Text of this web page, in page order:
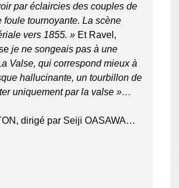
par éclaircies des couples de
tournoyante. La scène
vers 1855. » Et Ravel,
je ne songeais pas à une
Valse, qui correspond mieux à
hallucinante, un tourbillon de
uniquement par la valse »…
dirigé par Seiji OASAWA…